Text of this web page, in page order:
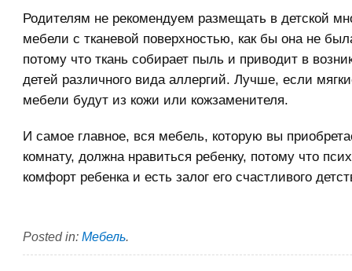
Родителям не рекомендуем размещать в детской
мебели с тканевой поверхностью, как бы она не
потому что ткань собирает пыль и приводит в
детей различного вида аллергий. Лучше, если
мебели будут из кожи или кожзаменителя.
И самое главное, вся мебель, которую вы
комнату, должна нравиться ребенку, потому что
комфорт ребенка и есть залог его счастливого
Posted in: Мебель.